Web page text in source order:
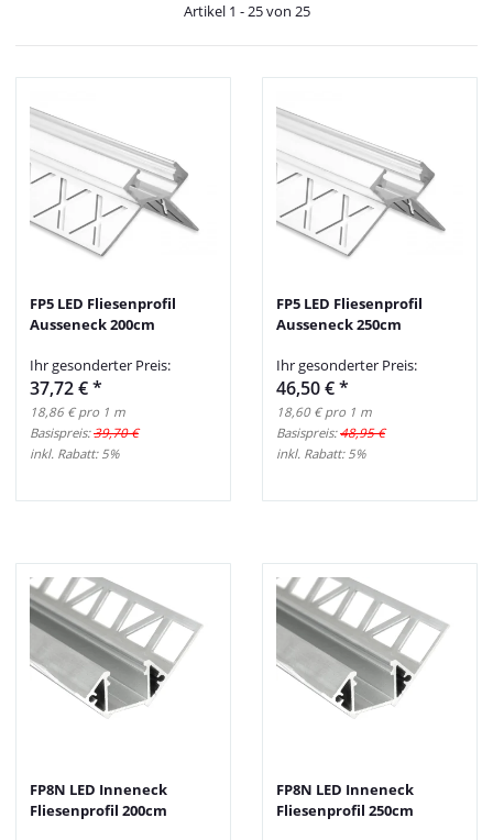
Artikel 1 - 25 von 25
FP5 LED Fliesenprofil
Ausseneck 200cm
Ihr gesonderter Preis:
37,72 €*
18,86 € pro 1 m
Basispreis:39,70 €
inkl. Rabatt: 5%
FP5 LED Fliesenprofil
Ausseneck 250cm
Ihr gesonderter Preis:
46,50 €*
18,60 € pro 1 m
Basispreis:48,95 €
inkl. Rabatt: 5%
FP8N LED Inneneck
Fliesenprofil 200cm
FP8N LED Inneneck
Fliesenprofil 250cm